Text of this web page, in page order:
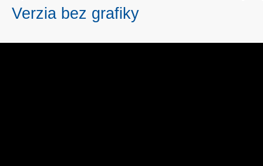
Verzia bez grafiky